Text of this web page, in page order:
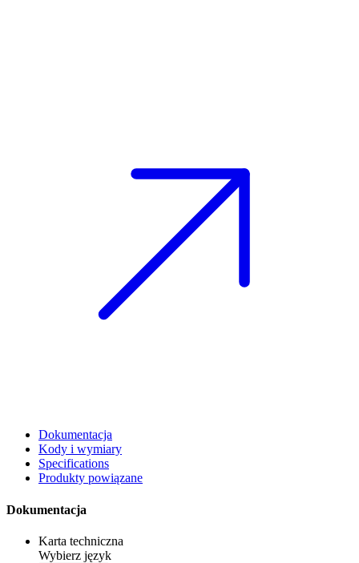
Dokumentacja
Kody i wymiary
Specifications
Produkty powiązane
Dokumentacja
Karta techniczna
Wybierz język